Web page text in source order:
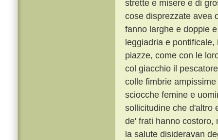
strette e misere e di
cose disprezzate avea
fanno larghe e doppie
leggiadria e
piazze, come con le
col giacchio il
colle fimbrie
sciocche femine e
sollicitudine che d'altro
de' frati hanno
la salute disideravan